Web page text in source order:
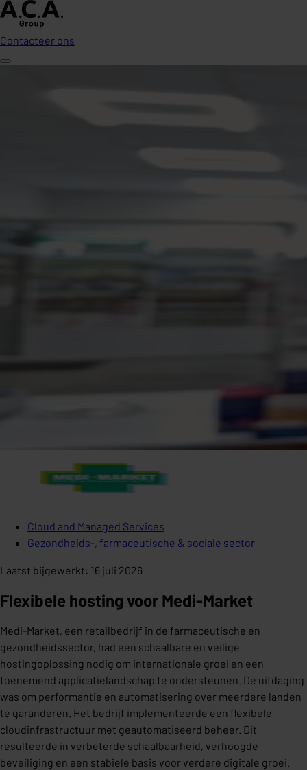
Contacteer ons
Cloud and Managed Services
Gezondheids-, farmaceutische & sociale sector
Laatst bijgewerkt: 16 juli 2026
Flexibele hosting voor Medi-Market
Medi-Market, een retailbedrijf in de farmaceutische en
gezondheidssector, had een schaalbare en veilige
hostingoplossing nodig om internationale groei en een
toenemend applicatielandschap te ondersteunen. De uitdaging
was om performantie en automatisering over meerdere landen
te garanderen. Het bedrijf implementeerde een flexibele
cloudinfrastructuur met geautomatiseerd beheer. Dit
resulteerde in verbeterde schaalbaarheid, verhoogde
beveiliging en een stabiele basis voor verdere digitale groei.